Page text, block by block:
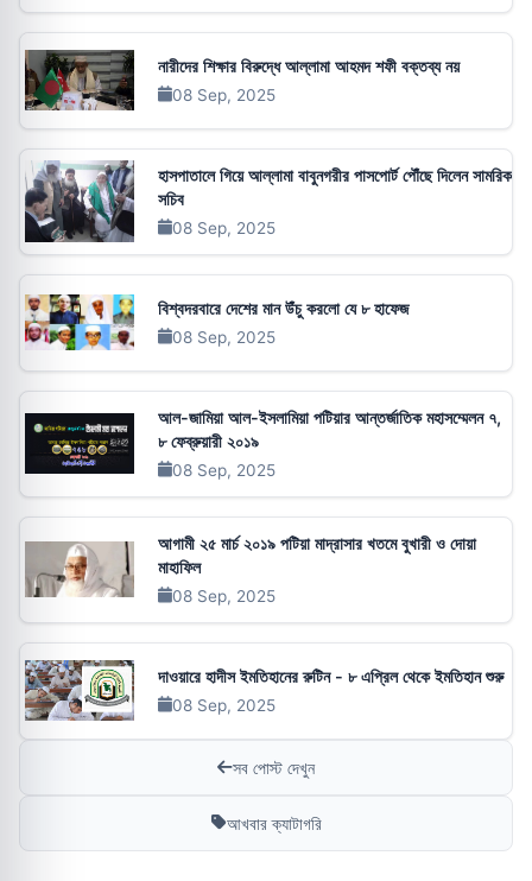
নারীদের শিক্ষার বিরুদ্ধে আল্লামা আহমদ শফী বক্তব্য নয়
08 Sep, 2025
হাসপাতালে গিয়ে আল্লামা বাবুনগরীর পাসপোর্ট পৌঁছে দিলেন সামরিক
সচিব
08 Sep, 2025
বিশ্বদরবারে দেশের মান উঁচু করলো যে ৮ হাফেজ
08 Sep, 2025
আল-জামিয়া আল-ইসলামিয়া পটিয়ার আন্তর্জাতিক মহাসম্মেলন ৭,
৮ ফেব্রুয়ারী ২০১৯
08 Sep, 2025
আগামী ২৫ মার্চ ২০১৯ পটিয়া মাদ্রাসার খতমে বুখারী ও দোয়া
মাহাফিল
08 Sep, 2025
দাওয়ারে হাদীস ইমতিহানের রুটিন - ৮ এপ্রিল থেকে ইমতিহান শুরু
08 Sep, 2025
সব পোস্ট দেখুন
আখবার ক্যাটাগরি